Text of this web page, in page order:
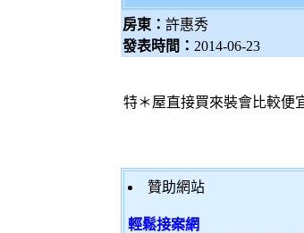
房東： 許惠秀
發表時間： 2014-06-23
特＊屋直接買來裝會比較便
贊助網站
輕鬆接案網